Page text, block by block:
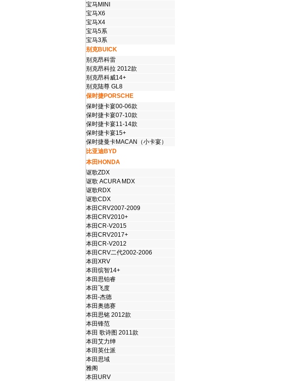
宝马MINI
宝马X6
宝马X4
宝马5系
宝马3系
别克BUICK
别克昂科雷
别克昂科拉 2012款
别克昂科威14+
别克陆尊 GL8
保时捷PORSCHE
保时捷卡宴00-06款
保时捷卡宴07-10款
保时捷卡宴11-14款
保时捷卡宴15+
保时捷曼卡MACAN（小卡宴）
比亚迪BYD
本田HONDA
讴歌ZDX
讴歌 ACURA MDX
讴歌RDX
讴歌CDX
本田CRV2007-2009
本田CRV2010+
本田CR-V2015
本田CRV2017+
本田CR-V2012
本田CRV二代2002-2006
本田XRV
本田缤智14+
本田思铂睿
本田飞度
本田-杰德
本田奥德赛
本田思铭 2012款
本田锋范
本田 歌诗图 2011款
本田艾力绅
本田英仕派
本田思域
雅阁
本田URV